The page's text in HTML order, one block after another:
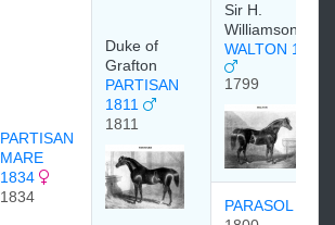
PARTISAN
MARE
1834
1834
Duke of
Grafton
PARTISAN
1811
1811
Sir H.
Williamson
WALTON 1799
1799
PARASOL